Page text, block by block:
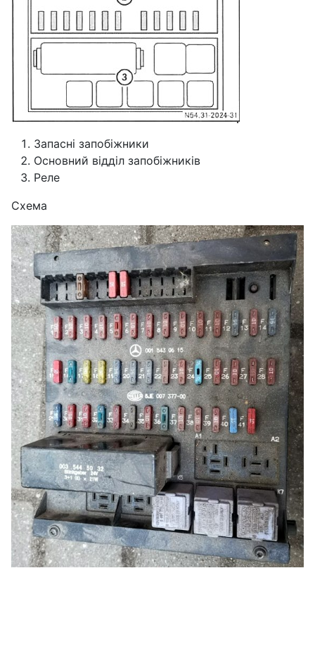
Запасні запобіжники
Основний відділ запобіжників
Реле
Схема